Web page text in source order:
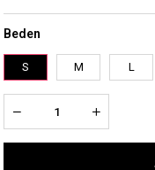
Beden
S M L